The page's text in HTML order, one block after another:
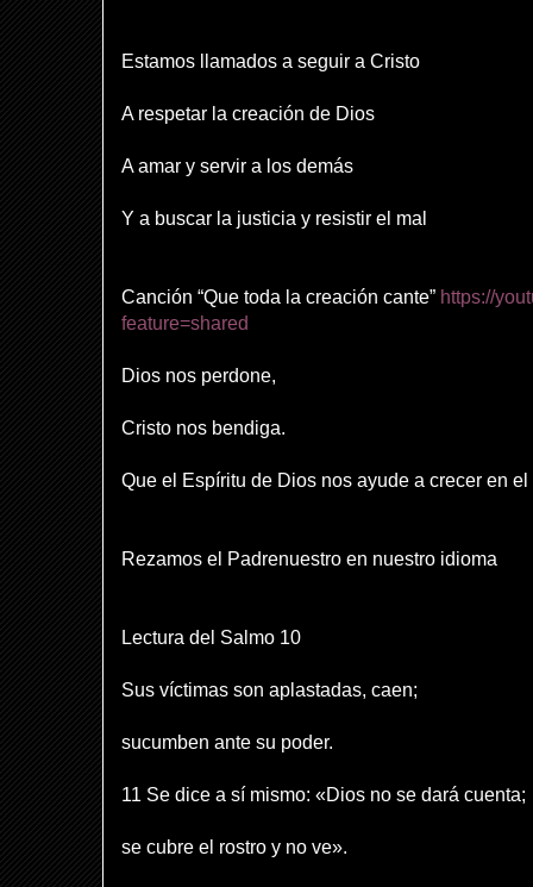
Estamos llamados a seguir a Cristo
A respetar la creación de Dios
A amar y servir a los demás
Y a buscar la justicia y resistir el mal
Canción “Que toda la creación cante” https://
feature=shared
Dios nos perdone,
Cristo nos bendiga.
Que el Espíritu de Dios nos ayude a crecer en el
Rezamos el Padrenuestro en nuestro idioma
Lectura del Salmo 10
Sus víctimas son aplastadas, caen;
sucumben ante su poder.
11 Se dice a sí mismo: «Dios no se dará cuenta;
se cubre el rostro y no ve».